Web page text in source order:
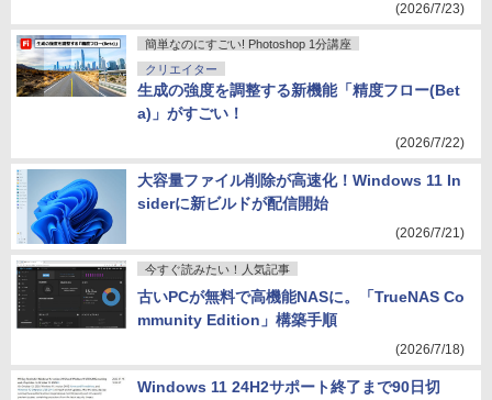
(2026/7/23)
簡単なのにすごい! Photoshop 1分講座
クリエイター
生成の強度を調整する新機能「精度フロー(Bet
a)」がすごい！
(2026/7/22)
大容量ファイル削除が高速化！Windows 11 In
siderに新ビルドが配信開始
(2026/7/21)
今すぐ読みたい！人気記事
古いPCが無料で高機能NASに。「TrueNAS Co
mmunity Edition」構築手順
(2026/7/18)
Windows 11 24H2サポート終了まで90日切